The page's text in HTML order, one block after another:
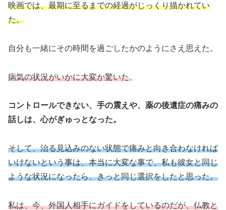
映画では、最期に至るまでの経過がじっくり描かれてい
た。
自分も一緒にその時間を過ごしたかのようにさえ思えた。
病気の状況がいかに大変か驚いた。
コントロールできない、手の震えや、薬の後遺症の痛みの
話しは、心がぎゅっとなった。
そして、治る見込みのない状態で痛みと向き合わなければ
いけないという事は、本当に大変な事で、私も彼女と同じ
ような状況になったら、きっと同じ選択をしたと思った。
私は、今、外国人相手にガイドをしているのだが、仏教と